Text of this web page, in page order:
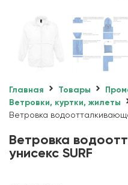
Главная Товары
Ветровки, куртки, жилеты
Ветровка
Ветровка
унисекс SURF